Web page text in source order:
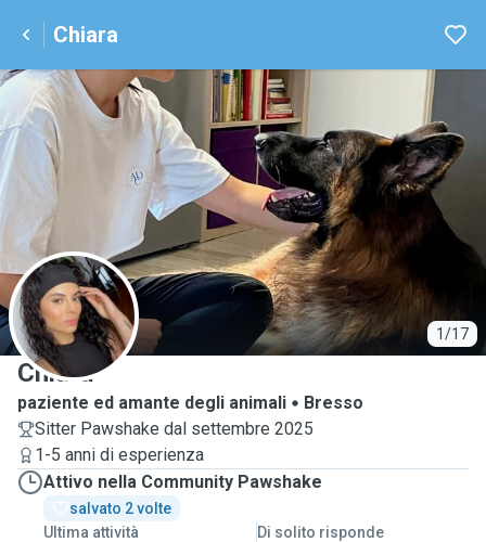
Chiara
1/17
C
Chiara
paziente ed amante degli animali
Bresso
Sitter Pawshake dal settembre 2025
1-5 anni di esperienza
Attivo nella Community Pawshake
salvato 2 volte
Ultima attività
Di solito risponde